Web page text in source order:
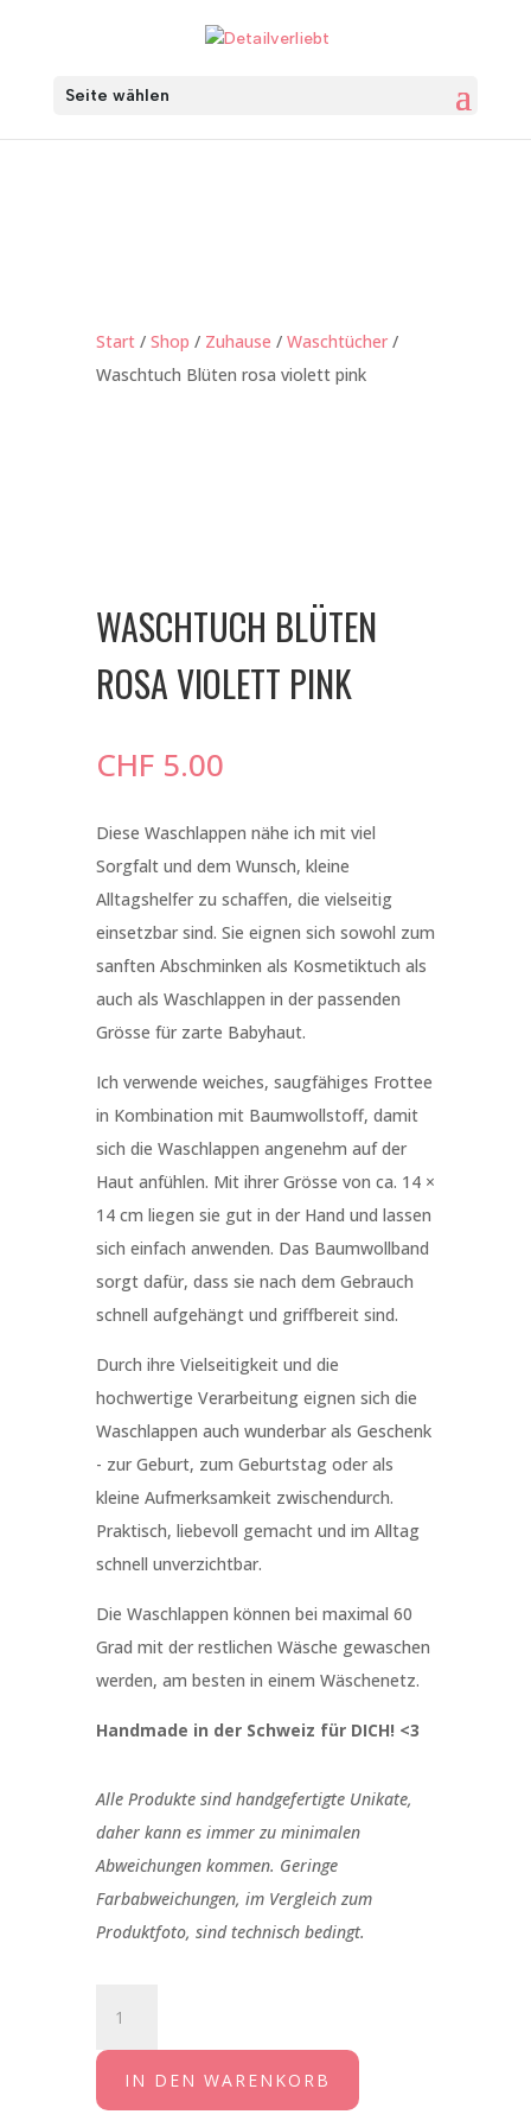
Seite wählen
Start/ Shop / Zuhause / Waschtücher/
Waschtuch Blüten rosa violett pink
WASCHTUCH BLÜTEN
ROSA VIOLETT PINK
CHF5.00
Diese Waschlappen nähe ich mit viel
Sorgfalt und dem Wunsch, kleine
Alltagshelfer zu schaffen, die vielseitig
einsetzbar sind. Sie eignen sich sowohl zum
sanften Abschminken als Kosmetiktuch als
auch als Waschlappen in der passenden
Grösse für zarte Babyhaut.
Ich verwende weiches, saugfähiges Frottee
in Kombination mit Baumwollstoff, damit
sich die Waschlappen angenehm auf der
Haut anfühlen. Mit ihrer Grösse von ca. 14 ×
14 cm liegen sie gut in der Hand und lassen
sich einfach anwenden. Das Baumwollband
sorgt dafür, dass sie nach dem Gebrauch
schnell aufgehängt und griffbereit sind.
Durch ihre Vielseitigkeit und die
hochwertige Verarbeitung eignen sich die
Waschlappen auch wunderbar als Geschenk
- zur Geburt, zum Geburtstag oder als
kleine Aufmerksamkeit zwischendurch.
Praktisch, liebevoll gemacht und im Alltag
schnell unverzichtbar.
Die Waschlappen können bei maximal 60
Grad mit der restlichen Wäsche gewaschen
werden, am besten in einem Wäschenetz.
Handmade in der Schweiz für DICH! <3
Alle Produkte sind handgefertigte Unikate,
daher kann es immer zu minimalen
Abweichungen kommen. Geringe
Farbabweichungen, im Vergleich zum
Produktfoto, sind technisch bedingt.
rosa
violett
IN DEN WARENKORB